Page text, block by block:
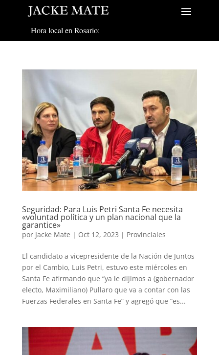
Hora local en Rosario:
Seguridad: Para Luis Petri Santa Fe necesita
«voluntad política y un plan nacional que la
garantice»
por Jacke Mate | Oct 12, 2023 | Provinciales
El candidato a vicepresidente de la Nación de Juntos
por el Cambio, Luis Petri, estuvo este miércoles en
Santa Fe afirmando que “ya le dijimos a (gobernador
electo, Maximiliano) Pullaro que va a contar con las
Fuerzas Federales en Santa Fe” y agregó que “es...